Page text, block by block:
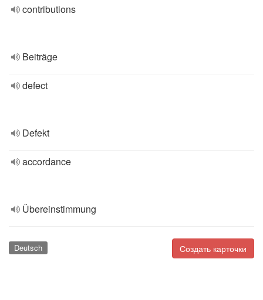
contributions
Beiträge
defect
Defekt
accordance
Übereinstimmung
Создать карточки
Deutsch